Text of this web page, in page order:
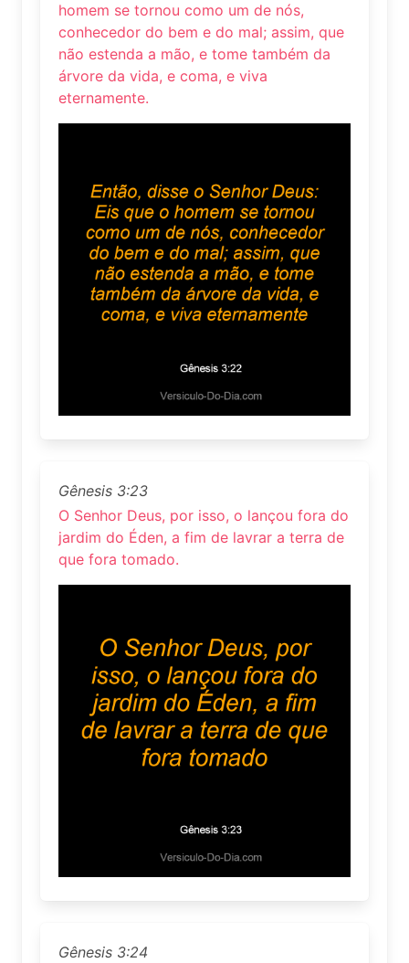
homem se tornou como um de nós,
conhecedor do bem e do mal; assim, que
não estenda a mão, e tome também da
árvore da vida, e coma, e viva
eternamente.
Gênesis 3:23
O Senhor Deus, por isso, o lançou fora do
jardim do Éden, a fim de lavrar a terra de
que fora tomado.
Gênesis 3:24